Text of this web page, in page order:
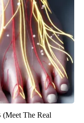
The Real